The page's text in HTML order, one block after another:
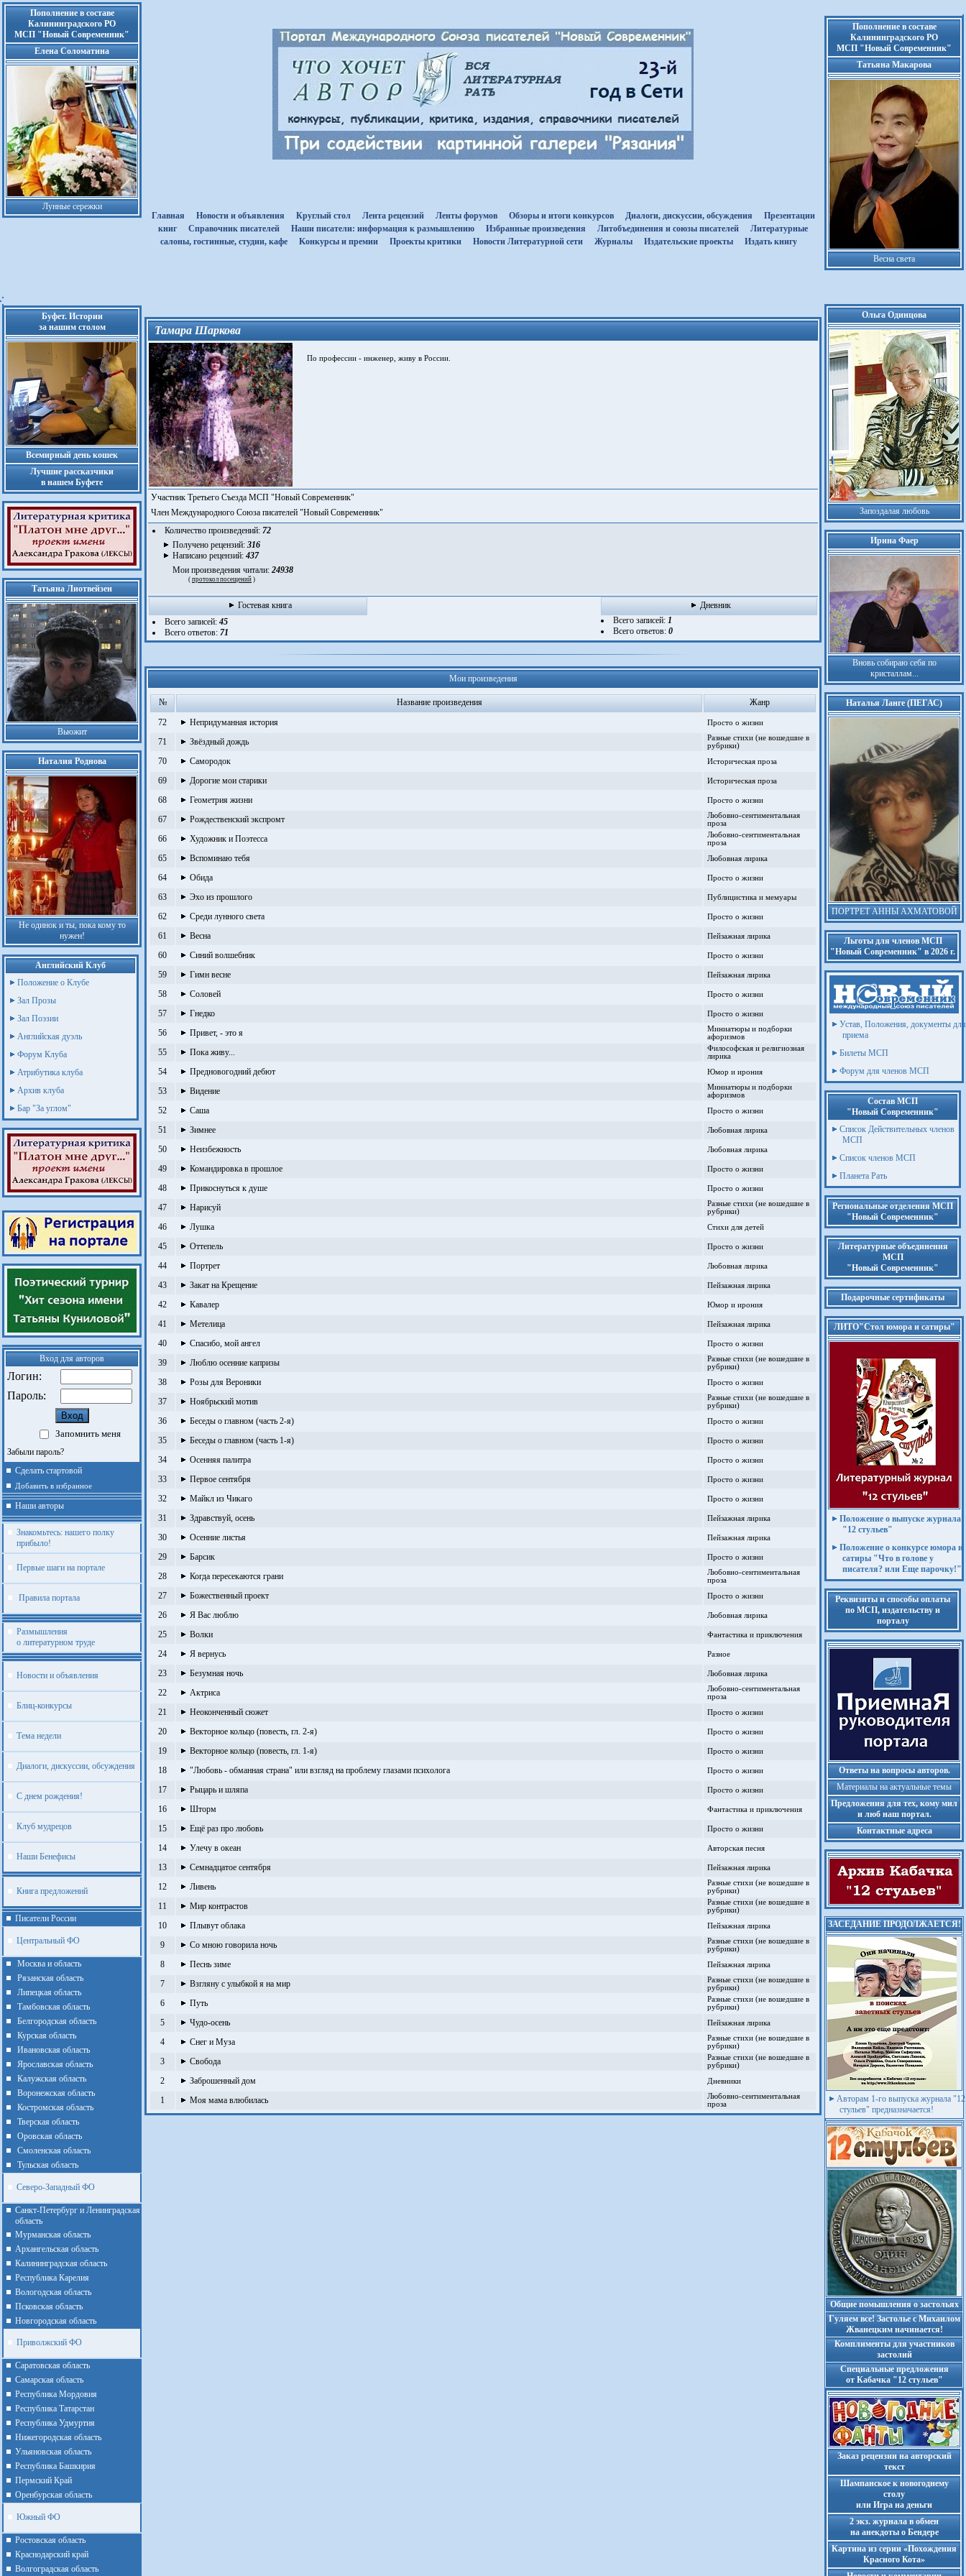
Пополнение в составе
Калининградского РО
МСП "Новый Современник"
Елена Соломатина
Лунные сережки
Главная
Новости и объявления Круглый стол Лента рецензий Ленты форумов Обзоры и итоги конкурсов Диалоги, дискуссии, обсуждения
Презентации
книг
Cправочник писателей Наши писатели: информация к размышлению Избранные произведения Литобъединения и союзы писателей
Литературные
салоны, гостинные, студии, кафе
Kонкурсы и премии Проекты критики Новости Литературной сети Журналы Издательские проекты Издать книгу
Пополнение в составе
Калининградского РО
МСП "Новый Современник"
Татьяна Макарова
Весна света
Буфет. Истории
за нашим столом
Всемирный день кошек
Лучшие рассказчики
в нашем Буфете
Татьяна Лиотвейзен
Вьюжит
Наталия Роднова
Не одинок и ты, пока кому то
нужен!
Английский Клуб
Положение о Клубе
Зал Прозы
Зал Поэзии
Английская дуэль
Форум Клуба
Атрибутика клуба
Архив клуба
Бар "За углом"
Вход для авторов
Логин:
Пароль:
Запомнить меня
Забыли пароль?
Сделать стартовой
Добавить в избранное
Наши авторы
Знакомьтесь: нашего полку
прибыло!
Первые шаги на портале
Правила портала
Размышления
о литературном труде
Новости и объявления
Блиц-конкурсы
Тема недели
Диалоги, дискуссии, обсуждения
С днем рождения!
Клуб мудрецов
Наши Бенефисы
Книга предложений
Писатели России
Центральный ФО
Москва и область
Рязанская область
Липецкая область
Тамбовская область
Белгородская область
Курская область
Ивановская область
Ярославская область
Калужская область
Воронежская область
Костромская область
Тверская область
Оровская область
Смоленская область
Тульская область
Северо-Западный ФО
Санкт-Петербург и Ленинградская
область
Мурманская область
Архангельская область
Калининградская область
Республика Карелия
Вологодская область
Псковская область
Новгородская область
Приволжский ФО
Cаратовская область
Cамарская область
Республика Мордовия
Республика Татарстан
Республика Удмуртия
Нижегородская область
Ульяновская область
Республика Башкирия
Пермский Край
Оренбурская область
Южный ФО
Ростовская область
Краснодарский край
Волгоградская область
Тамара Шаркова
По профессии - инженер, живу в России.
Участник Третьего Съезда МСП "Новый Современник"
Член Международного Союза писателей "Новый Современник"
Количество произведений: 72
Получено рецензий: 316
Написано рецензий: 437
Мои произведения читали: 24938
( протокол посещений )
Гостевая книга
Дневник
Всего записей: 45
Всего ответов: 71
Всего записей: 1
Всего ответов: 0
Мои произведения
№ Название произведения
Жанр
72
Непридуманная история Просто о жизни
71 Звёздный дождь
Разные стихи (не вошедшие в
рубрики)
70 Самородок Историческая проза
69 Дорогие мои старики Историческая проза
68 Геометрия жизни Просто о жизни
67 Рождественский экспромт
Любовно-сентиментальная
проза
66 Художник и Поэтесса
Любовно-сентиментальная
проза
65 Вспоминаю тебя Любовная лирика
64 Обида Просто о жизни
63 Эхо из прошлого Публицистика и мемуары
62 Среди лунного света Просто о жизни
61 Весна Пейзажная лирика
60 Синий волшебник Просто о жизни
59 Гимн весне Пейзажная лирика
58 Соловей Просто о жизни
57 Гнедко Просто о жизни
56 Привет, - это я
Миниатюры и подборки
афоризмов
55 Пока живу...
Философская и религиозная
лирика
54 Предновогодний дебют Юмор и ирония
53 Видение
Миниатюры и подборки
афоризмов
52 Саша Просто о жизни
51 Зимнее Любовная лирика
50 Неизбежность Любовная лирика
49 Командировка в прошлое Просто о жизни
48 Прикоснуться к душе Просто о жизни
47 Нарисуй
Разные стихи (не вошедшие в
рубрики)
46 Лушка Стихи для детей
45 Оттепель Просто о жизни
44 Портрет Любовная лирика
43 Закат на Крещение Пейзажная лирика
42 Кавалер Юмор и ирония
41 Метелица Пейзажная лирика
40 Спасибо, мой ангел Просто о жизни
39 Люблю осенние капризы
Разные стихи (не вошедшие в
рубрики)
38 Розы для Вероники Просто о жизни
37 Ноябрьский мотив
Разные стихи (не вошедшие в
рубрики)
36 Беседы о главном (часть 2-я) Просто о жизни
35 Беседы о главном (часть 1-я) Просто о жизни
34 Осенняя палитра Просто о жизни
33 Первое сентября Просто о жизни
32 Майкл из Чикаго Просто о жизни
31 Здравствуй, осень Пейзажная лирика
30 Осенние листья Пейзажная лирика
29 Барсик Просто о жизни
28 Когда пересекаются грани
Любовно-сентиментальная
проза
27 Божественный проект Просто о жизни
26 Я Вас люблю Любовная лирика
25 Волки Фантастика и приключения
24 Я вернусь Разное
23 Безумная ночь Любовная лирика
22 Актриса
Любовно-сентиментальная
проза
21 Неоконченный сюжет Просто о жизни
20 Векторное кольцо (повесть, гл. 2-я) Просто о жизни
19 Векторное кольцо (повесть, гл. 1-я) Просто о жизни
18 "Любовь - обманная страна" или взгляд на проблему глазами психолога Просто о жизни
17 Рыцарь и шляпа Просто о жизни
16 Шторм Фантастика и приключения
15 Ещё раз про любовь Просто о жизни
14 Улечу в океан Авторская песня
13 Семнадцатое сентября Пейзажная лирика
12 Ливень
Разные стихи (не вошедшие в
рубрики)
11 Мир контрастов
Разные стихи (не вошедшие в
рубрики)
10 Плывут облака Пейзажная лирика
9 Со мною говорила ночь
Разные стихи (не вошедшие в
рубрики)
8 Песнь зиме Пейзажная лирика
7 Взгляну с улыбкой я на мир
Разные стихи (не вошедшие в
рубрики)
6 Путь
Разные стихи (не вошедшие в
рубрики)
5 Чудо-осень Пейзажная лирика
4 Снег и Муза
Разные стихи (не вошедшие в
рубрики)
3 Свобода
Разные стихи (не вошедшие в
рубрики)
2 Заброшенный дом Дневники
1 Моя мама влюбилась
Любовно-сентиментальная
проза
Ольга Одинцова
Запоздалая любовь
Ирина Фаер
Вновь собираю себя по
кристаллам...
Наталья Ланге (ПЕГАС)
ПОРТРЕТ АННЫ АХМАТОВОЙ
Льготы для членов МСП
"Новый Современник" в 2026 г.
Устав, Положения, документы для
приема
Билеты МСП
Форум для членов МСП
Состав МСП
"Новый Современник"
Список Действительных членов
МСП
Список членов МСП
Планета Рать
Региональные отделения МСП
"Новый Современник"
Литературные объединения
МСП
"Новый Современник"
Подарочные сертификаты
ЛИТО"Стол юмора и сатиры"
Положение о выпуске журнала
"12 стульев"
Положение о конкурсе юмора и
сатиры "Что в голове у
писателя? или Еще парочку!"
Реквизиты и способы оплаты
по МСП, издательству и
порталу
Ответы на вопросы авторов.
Материалы на актуальные темы
Предложения для тех, кому мил
и люб наш портал.
Контактные адреса
ЗАСЕДАНИЕ ПРОДОЛЖАЕТСЯ!
Авторам 1-го выпуска журнала "12
стульев" предназначается!
Общие помышления о застольях
Гуляем все! Застолье с Михаилом
Жванецким начинается!
Комплименты для участников
застолий
Cпециальные предложения
от Кабачка "12 стульев"
Заказ рецензии на авторский
текст
Шампанское к новогоднему
столу
или Игра на деньги
2 экз. журнала в обмен
на анекдоты о Бендере
Картина из серии «Похождения
Красного Кота»